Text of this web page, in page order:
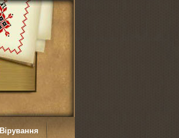
Вірування